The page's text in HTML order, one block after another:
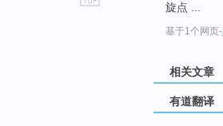
旋点 ...
基于1个网页-
相关文章
有道翻译